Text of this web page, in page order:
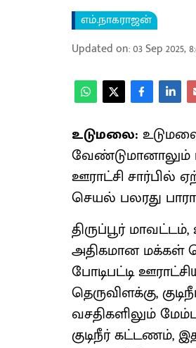
எம்.நாகராஜன்
Updated on:03 Sep 2025,
உடுமலை:
வேண்டுமானாலும்
ஊராட்சி சார்பில்
செயல் பலரது
திருப்பூர்
அதிகமான
போடிபட்டி
தெருவிளக்கு,
வசதிகளிலும்
குடிநீர் கட்டணம்,